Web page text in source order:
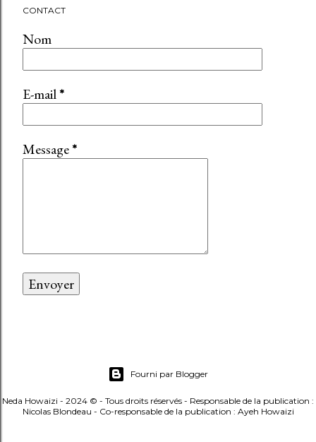
CONTACT
Nom
E-mail*
Message*
Fourni par Blogger
Neda Howaizi - 2024 © - Tous droits réservés - Responsable de la publication :
Nicolas Blondeau - Co-responsable de la publication : Ayeh Howaizi